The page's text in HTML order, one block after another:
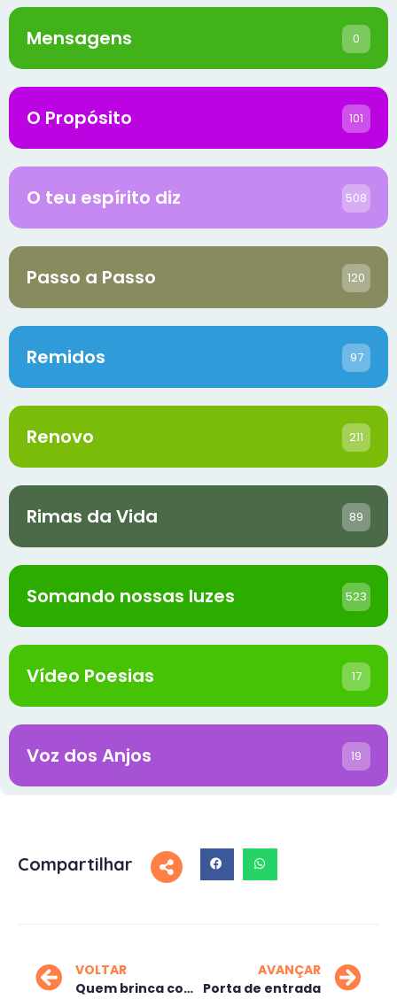
Mensagens 0
O Propósito 101
O teu espírito diz 508
Passo a Passo 120
Remidos 97
Renovo 211
Rimas da Vida 89
Somando nossas luzes 523
Vídeo Poesias 17
Voz dos Anjos 19
Compartilhar
VOLTAR
Quem brinca com a morte?
AVANÇAR
Porta de entrada